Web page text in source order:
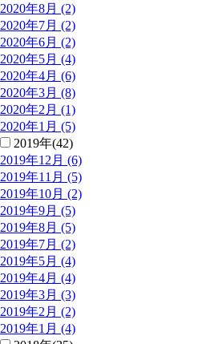
2020年8月 (2)
2020年7月 (2)
2020年6月 (2)
2020年5月 (4)
2020年4月 (6)
2020年3月 (8)
2020年2月 (1)
2020年1月 (5)
2019年(42)
2019年12月 (6)
2019年11月 (5)
2019年10月 (2)
2019年9月 (5)
2019年8月 (5)
2019年7月 (2)
2019年5月 (4)
2019年4月 (4)
2019年3月 (3)
2019年2月 (2)
2019年1月 (4)